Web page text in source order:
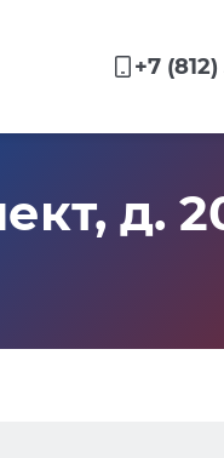
+7
д.